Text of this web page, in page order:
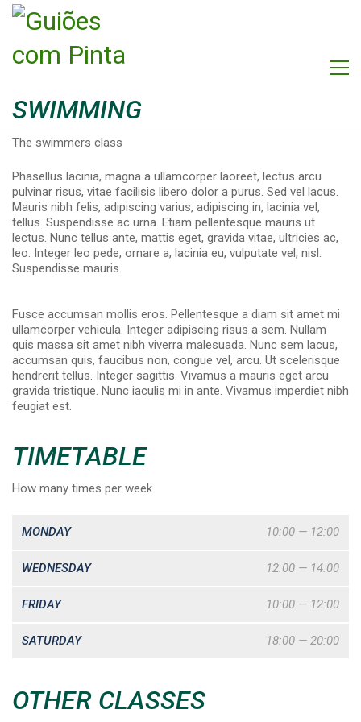
SWIMMING
The swimmers class
Phasellus lacinia, magna a ullamcorper laoreet, lectus arcu
pulvinar risus, vitae facilisis libero dolor a purus. Sed vel lacus.
Mauris nibh felis, adipiscing varius, adipiscing in, lacinia vel,
tellus. Suspendisse ac urna. Etiam pellentesque mauris ut
lectus. Nunc tellus ante, mattis eget, gravida vitae, ultricies ac,
leo. Integer leo pede, ornare a, lacinia eu, vulputate vel, nisl.
Suspendisse mauris.
Fusce accumsan mollis eros. Pellentesque a diam sit amet mi
ullamcorper vehicula. Integer adipiscing risus a sem. Nullam
quis massa sit amet nibh viverra malesuada. Nunc sem lacus,
accumsan quis, faucibus non, congue vel, arcu. Ut scelerisque
hendrerit tellus. Integer sagittis. Vivamus a mauris eget arcu
gravida tristique. Nunc iaculis mi in ante. Vivamus imperdiet nibh
feugiat est.
TIMETABLE
How many times per week
MONDAY 10:00 — 12:00
WEDNESDAY 12:00 — 14:00
FRIDAY 10:00 — 12:00
SATURDAY 18:00 — 20:00
OTHER CLASSES